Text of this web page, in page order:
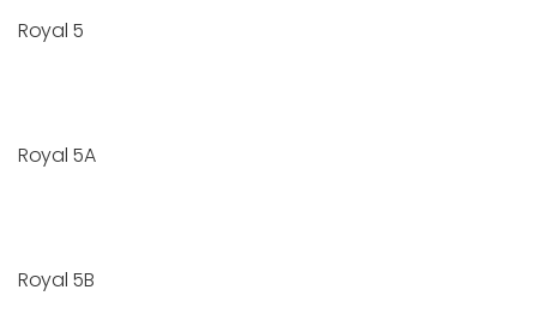
Royal 5
Royal 5A
Royal 5B